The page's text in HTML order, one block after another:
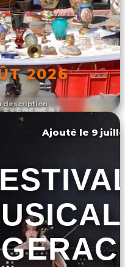
description
2026
Ajouté le 9